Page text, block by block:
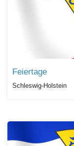
Feiertage
Schleswig-Holstein